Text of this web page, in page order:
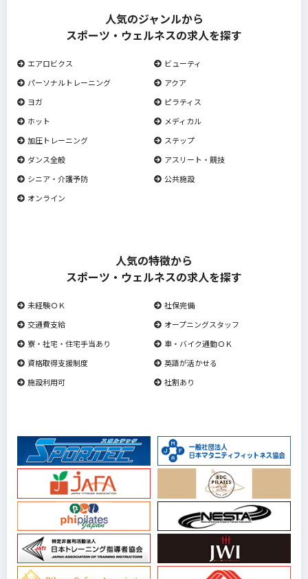
人気のジャンルから
スポーツ・ウェルネスの求人を探す
エアロビクス
ビューティ
パーソナルトレーニング
アクア
ヨガ
ピラティス
ホット
メディカル
加圧トレーニング
ステップ
ダンス全般
アスリート・競技
シニア・介護予防
公共施設
オンライン
人気の特徴から
スポーツ・ウェルネスの求人を探す
未経験ＯＫ
社保完備
交通費支給
オープニングスタッフ
寮・社宅・住宅手当あり
車・バイク通勤ＯＫ
資格取得支援制度
英語が活かせる
施設利用可
社割あり